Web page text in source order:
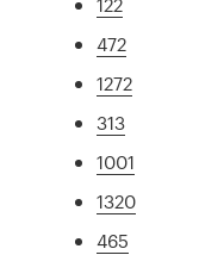
472
1272
313
1001
1320
465